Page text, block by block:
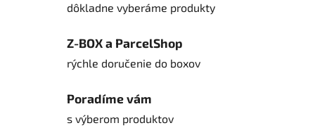
dôkladne vyberáme produkty
Z-BOX a ParcelShop
rýchle doručenie do boxov
Poradíme vám
s výberom produktov